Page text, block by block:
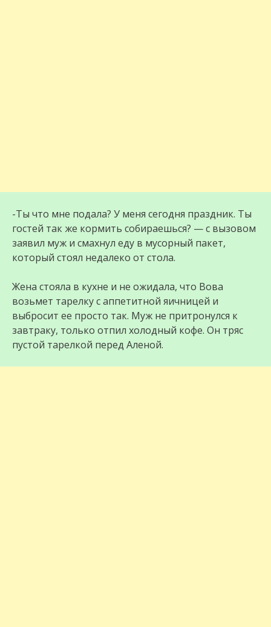
-Ты что мне подала? У меня сегодня праздник. Ты
гостей так же кормить собираешься? — с вызовом
заявил муж и смахнул еду в мусорный пакет,
который стоял недалеко от стола.
Жена стояла в кухне и не ожидала, что Вова
возьмет тарелку с аппетитной яичницей и
выбросит ее просто так. Муж не притронулся к
завтраку, только отпил холодный кофе. Он тряс
пустой тарелкой перед Аленой.